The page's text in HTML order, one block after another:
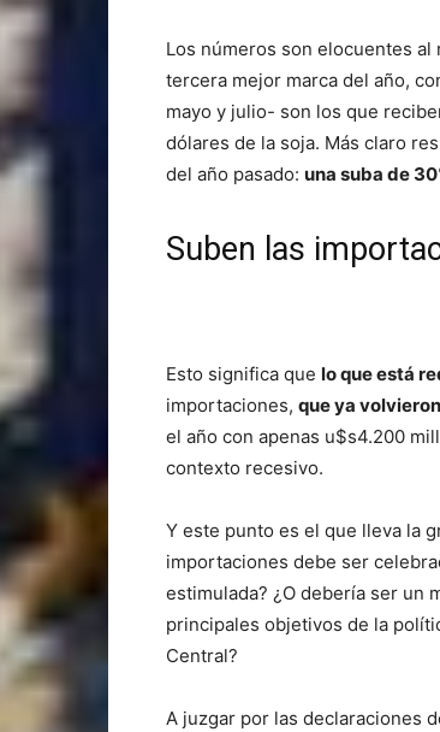
Los números son elocuentes
tercera mejor marca del año,
mayo y julio- son los que
dólares de la soja. Más claro
del año pasado: una suba de
Suben las
Esto significa que lo que está
importaciones, que ya
el año con apenas u$s4.200
contexto recesivo.
Y este punto es el que lleva la
importaciones debe ser
estimulada? ¿O debería ser un
principales objetivos de la
Central?
A juzgar por las declaraciones